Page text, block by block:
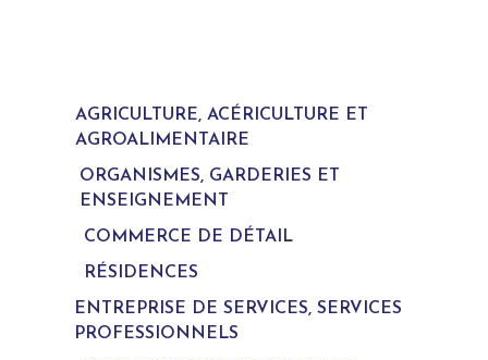
AGRICULTURE, ACÉRICULTURE ET
AGROALIMENTAIRE
ORGANISMES, GARDERIES ET
ENSEIGNEMENT
COMMERCE DE DÉTAIL
RÉSIDENCES
ENTREPRISE DE SERVICES, SERVICES
PROFESSIONNELS